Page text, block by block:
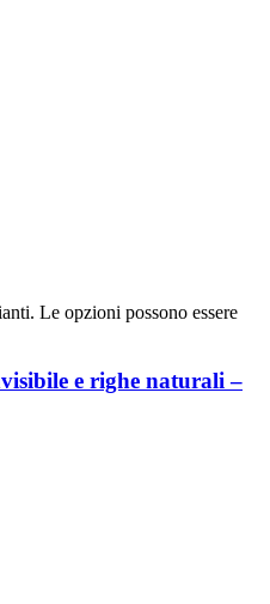
Le opzioni possono essere
e righe naturali –